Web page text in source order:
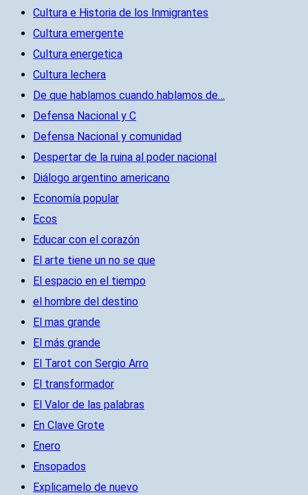
Cultura e Historia de los Inmigrantes
Cultura emergente
Cultura energetica
Cultura lechera
De que hablamos cuando hablamos de…
Defensa Nacional y C
Defensa Nacional y comunidad
Despertar de la ruina al poder nacional
Diálogo argentino americano
Economía popular
Ecos
Educar con el corazón
El arte tiene un no se que
El espacio en el tiempo
el hombre del destino
El mas grande
El más grande
El Tarot con Sergio Arro
El transformador
El Valor de las palabras
En Clave Grote
Enero
Ensopados
Explicamelo de nuevo